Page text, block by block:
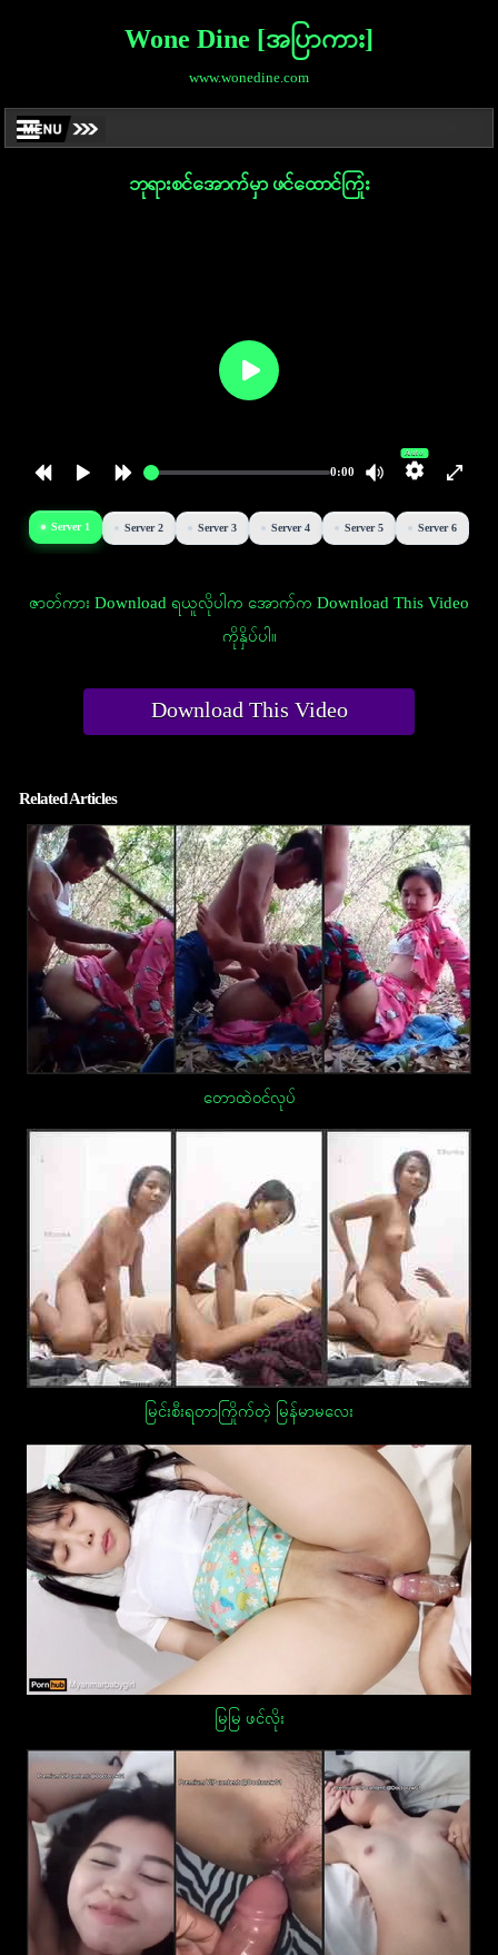
Wone Dine [အပြာကား]
www.wonedine.com
ဘုရားစင်အောက်မှာ ဖင်ထောင်ကြုံး
0:00
Auto
Server 1 Server 2 Server 3 Server 4 Server 5 Server 6
ဇာတ်ကား Download ရယူလိုပါက အောက်က Download This Video
ကိုနှိပ်ပါ။
Download This Video
Related Articles
တောထဲဝင်လုပ်
မြင်းစီးရတာကြိုက်တဲ့ မြန်မာမလေး
မြမြ ဖင်လိုး